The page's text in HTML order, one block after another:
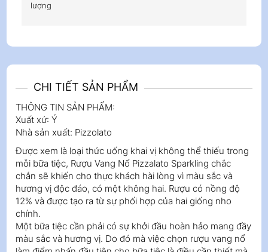
lượng
CHI TIẾT SẢN PHẨM
THÔNG TIN SẢN PHẨM:
Xuất xứ: Ý
Nhà sản xuất: Pizzolato
Được xem là loại thức uống khai vị không thể thiếu trong
mỗi bữa tiệc, Rượu Vang Nổ Pizzalato Sparkling chắc
chắn sẽ khiến cho thực khách hài lòng vì màu sắc và
hương vị độc đáo, có một không hai. Rượu có nồng độ
12% và được tạo ra từ sự phối hợp của hai giống nho
chính.
Một bữa tiệc cần phải có sự khởi đầu hoàn hảo mang đầy
màu sắc và hương vị. Do đó mà việc chọn rượu vang nổ